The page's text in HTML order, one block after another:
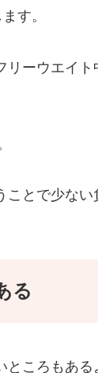
す。
ーウエイ
とで少ない
る
ころもある